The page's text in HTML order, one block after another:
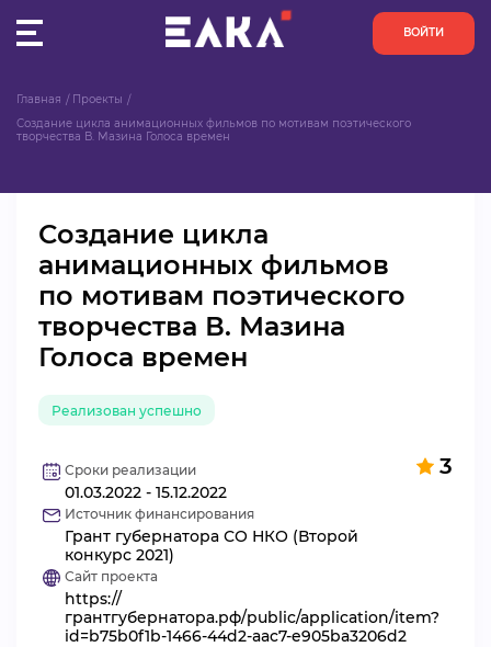
ВОЙТИ
ПУЛЬС
ОРГАНИЗАЦИИ
АКТИВИСТЫ
ПРОЕКТЫ
АНАЛИТИКА
БАЗА ЗНАНИЙ
ВИДЕОКУРСЫ
Главная
Проекты
Создание цикла анимационных фильмов по мотивам поэтического
творчества В. Мазина Голоса времен
Создание цикла
анимационных фильмов
по мотивам поэтического
творчества В. Мазина
Голоса времен
Реализован успешно
3
Сроки реализации
01.03.2022 - 15.12.2022
Источник финансирования
Грант губернатора СО НКО (Второй
конкурс 2021)
Сайт проекта
https://
грантгубернатора.рф/public/application/item?
id=b75b0f1b-1466-44d2-aac7-e905ba3206d2